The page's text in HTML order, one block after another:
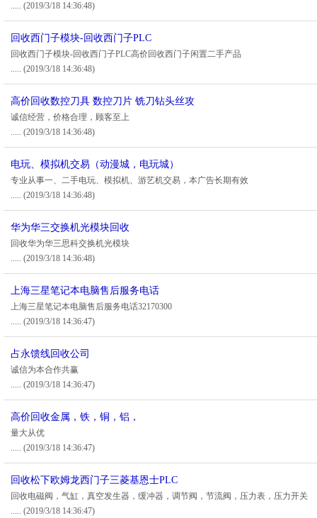
..... (2019/3/18 14:36:48)
回收西门子模块-回收西门子PLC
回收西门子模块-回收西门子PLC高价回收西门子闲置二手产品
..... (2019/3/18 14:36:48)
高价回收数控刀具 数控刀片 铣刀钻头丝攻
诚信经营，价格合理，顾客至上
..... (2019/3/18 14:36:48)
电玩、模拟机交易（动漫城，电玩城）
专业从事一、二手电玩、模拟机、游艺机交易，本广告长期有效
..... (2019/3/18 14:36:48)
华为华三交换机光模块回收
回收华为华三思科交换机光模块
..... (2019/3/18 14:36:48)
上海三星笔记本电脑售后服务电话
上海三星笔记本电脑售后服务电话32170300
..... (2019/3/18 14:36:47)
占永馈线回收公司
诚信为本合作共赢
..... (2019/3/18 14:36:47)
高价回收金属，铁，铜，铝，
量大从优
..... (2019/3/18 14:36:47)
回收松下欧姆龙西门子三菱基恩士PLC
回收电磁阀，气缸，真空发生器，缓冲器，调节阀，节流阀，压力表，压力开关
..... (2019/3/18 14:36:47)